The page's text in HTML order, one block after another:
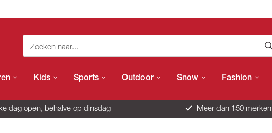
Kids Sports Outdoor Snow Fashion
dag open, behalve op dinsdag Meer dan 150 merken